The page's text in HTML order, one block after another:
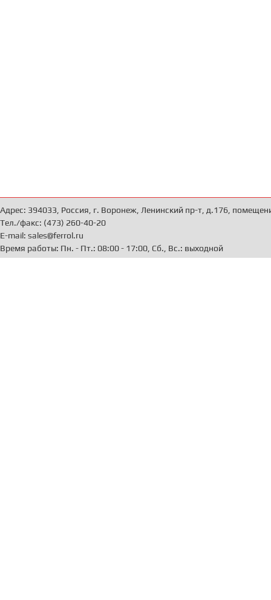
Адрес: 394033, Россия, г. Воронеж, Ленинский пр-т, д.176,
Тел./факс: (473) 260-40-20
E-mail: sales@ferrol.ru
Время работы: Пн. - Пт.: 08:00 - 17:00, Сб., Вс.: выходной